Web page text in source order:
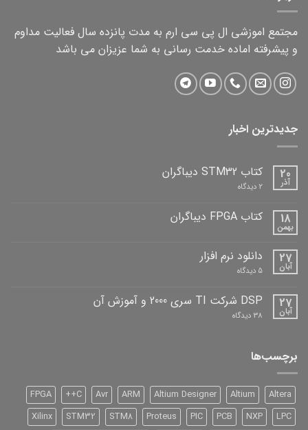
مجتمع اموزشی ال پی سی ارم به مدت پانزده سال فعالیت مداوم
و پیشرفته اماده خدمت رسانی به شما عزیزان می باشد
جدیدترین اخبار
20
آذر
کتاب STM32 دیباگران
2 دیدگاه برای
دیباگران 18
بهمن
کتاب FPGA دیباگران
کتاب
FPGA
دیباگران
ثبت
نشده 27
آبان
دانلود نرم افزار
5 دیدگاه برای
افزار 27
آبان
DSP شرکت TI سری 2000 و آموزش آن
38 دیدگاه برای
آن
برچسب‌ها
Altera
Altium
Altium Designer
ARM
Avr
C++
FPGA
LPC
NXP
PCB
PIC
Proteus
STM8
STM32
Xilinx